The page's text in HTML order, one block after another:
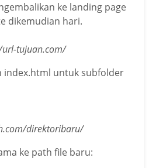
ke landing page
dikemudian hari.
tujuan.com/
index.html untuk subfolder
direktoribaru/
ke path file baru: